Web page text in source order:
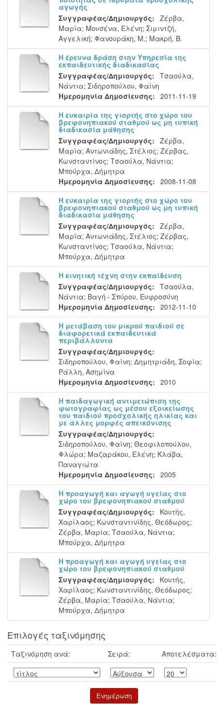
αγωγής
Συγγραφέας/Δημιουργός: Ζέρβα,
Μαρία; Μουσένα, Ελένη; Σιμιντζή,
Αγγελική; Φανουράκη, Μ.; Μακρή, Β.
Η έρευνα δράση στην Υπηρεσία της
εκπαιδευτικής διαδικασίας
Συγγραφέας/Δημιουργός: Τσαούλα,
Νάντια; Σιδηροπούλου, Φαίνη
Ημερομηνία Δημοσίευσης: 2011-11-19
Η ευκαιρία της γιορτής στο χώρο του
βρεφονηπιακού σταθμού ως μη τυπική
διαδικασία μάθησης
Συγγραφέας/Δημιουργός: Ζέρβα,
Μαρία; Αντωνιάδης, Στέλιος; Ζέρβας,
Κωνσταντίνος; Τσαούλα, Νάντια;
Μπούρχα, Δήμητρα
Ημερομηνία Δημοσίευσης: 2008-11-08
Η ευκαιρία της γιορτής στο χώρο του
βρεφονηπιακού σταθμού ως μη τυπική
διαδικασία μάθησης
Συγγραφέας/Δημιουργός: Ζέρβα,
Μαρία; Αντωνιάδης, Στέλιος; Ζέρβας,
Κωνσταντίνος; Τσαούλα, Νάντια;
Μπούρχα, Δήμητρα
Η κινητική τέχνη στην εκπαίδευση
Συγγραφέας/Δημιουργός: Τσαούλα,
Νάντια; Βαγή - Σπύρου, Ευφροσύνη
Ημερομηνία Δημοσίευσης: 2012-11-10
Η μετάβαση του μικρού παιδιού σε
διαφορετικά εκπαιδευτικά
περιβάλλοντα
Συγγραφέας/Δημιουργός:
Σιδηροπούλου, Φαίνη; Δημητριάδη, Σοφία;
Ράλλη, Ασημίνα
Ημερομηνία Δημοσίευσης: 2010
Η παιδαγωγική αντιμετώπιση της
φωτογραφίας ως μέσου εξοικείωσης
του παιδιού προσχολικής ηλικίας και
με άλλες μορφές απεικόνισης
Συγγραφέας/Δημιουργός:
Σιδηροπούλου, Φαίνη; Θεοφιλοπούλου,
Φλώρα; Μαζαράκου, Ελένη; Κλάβα,
Παναγιώτα
Ημερομηνία Δημοσίευσης: 2005
Η προαγωγή και αγωγή υγείας στο
χώρο του βρεφονηπιακού σταθμού
Συγγραφέας/Δημιουργός:
Κουτής,
Χαρίλαος; Κωνσταντινίδης, Θεόδωρος;
Ζέρβα, Μαρία; Τσαούλα, Νάντια;
Μπούρχα, Δήμητρα
Η προαγωγή και αγωγή υγείας στο
χώρο του βρεφονηπιακού σταθμού
Συγγραφέας/Δημιουργός:
Κουτής,
Χαρίλαος; Κωνσταντινίδης, Θεόδωρος;
Ζέρβα, Μαρία; Τσαούλα, Νάντια;
Μπούρχα, Δήμητρα
Επιλογές ταξινόμησης
Ταξινόμηση ανά: Σειρά: Αποτελέσματα: